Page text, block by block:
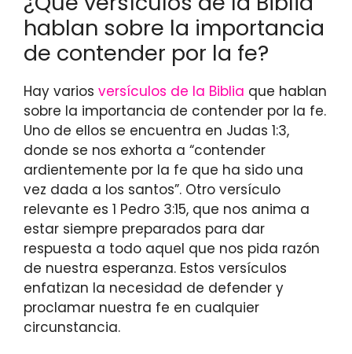
hablan sobre la importancia
de contender por la fe?
Hay varios versículos de la Biblia que hablan
sobre la importancia de contender por la fe.
Uno de ellos se encuentra en Judas 1:3,
donde se nos exhorta a “contender
ardientemente por la fe que ha sido una
vez dada a los santos”. Otro versículo
relevante es 1 Pedro 3:15, que nos anima a
estar siempre preparados para dar
respuesta a todo aquel que nos pida razón
de nuestra esperanza. Estos versículos
enfatizan la necesidad de defender y
proclamar nuestra fe en cualquier
circunstancia.